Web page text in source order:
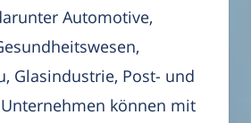
Automotive,
Glasindustrie, Post- und
können mit